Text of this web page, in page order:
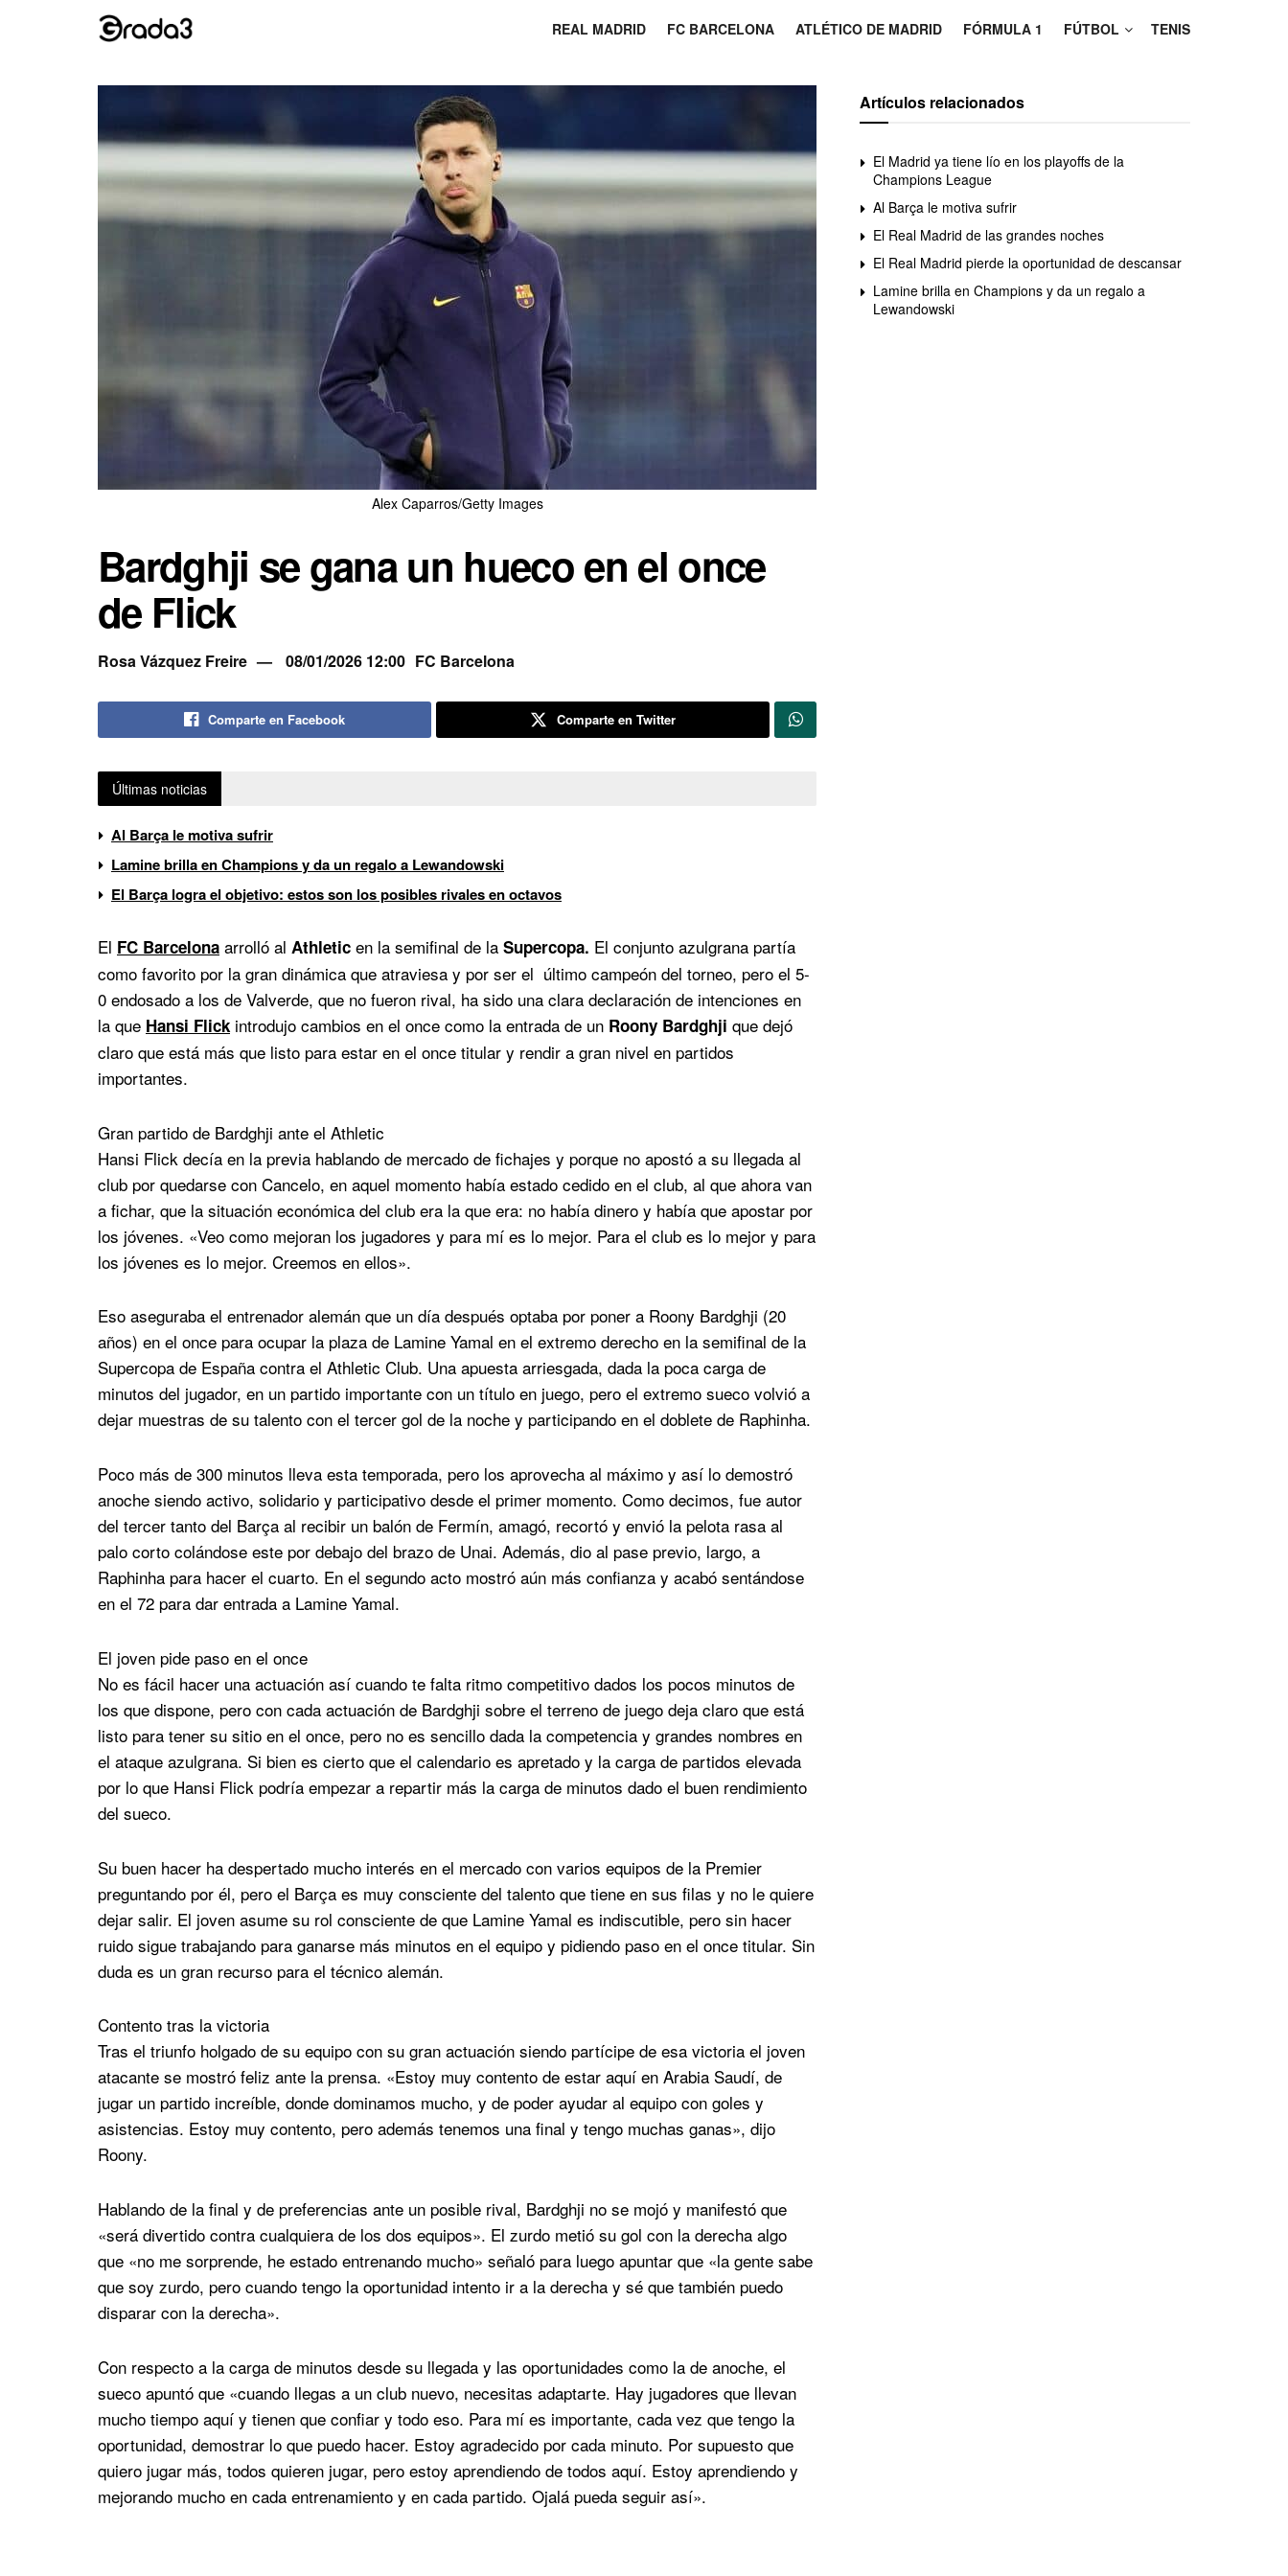
REAL MADRID FC BARCELONA ATLÉTICO DE MADRID FÓRMULA 1 FÚTBOL TENIS
Alex Caparros/Getty Images
Bardghji se gana un hueco en el once
de Flick
Rosa Vázquez Freire 08/01/2026 12:00 FC Barcelona
Comparte en Facebook Comparte en Twitter
Últimas noticias
Al Barça le motiva sufrir
Lamine brilla en Champions y da un regalo a Lewandowski
El Barça logra el objetivo: estos son los posibles rivales en octavos
El FC Barcelona arrolló al Athletic en la semifinal de la Supercopa. El conjunto azulgrana partía
como favorito por la gran dinámica que atraviesa y por ser el último campeón del torneo, pero el 5-
0 endosado a los de Valverde, que no fueron rival, ha sido una clara declaración de intenciones en
la que Hansi Flick introdujo cambios en el once como la entrada de un Roony Bardghji que dejó
claro que está más que listo para estar en el once titular y rendir a gran nivel en partidos
importantes.
Gran partido de Bardghji ante el Athletic
Hansi Flick decía en la previa hablando de mercado de fichajes y porque no apostó a su llegada al
club por quedarse con Cancelo, en aquel momento había estado cedido en el club, al que ahora van
a fichar, que la situación económica del club era la que era: no había dinero y había que apostar por
los jóvenes. «Veo como mejoran los jugadores y para mí es lo mejor. Para el club es lo mejor y para
los jóvenes es lo mejor. Creemos en ellos».
Eso aseguraba el entrenador alemán que un día después optaba por poner a Roony Bardghji (20
años) en el once para ocupar la plaza de Lamine Yamal en el extremo derecho en la semifinal de la
Supercopa de España contra el Athletic Club. Una apuesta arriesgada, dada la poca carga de
minutos del jugador, en un partido importante con un título en juego, pero el extremo sueco volvió a
dejar muestras de su talento con el tercer gol de la noche y participando en el doblete de Raphinha.
Poco más de 300 minutos lleva esta temporada, pero los aprovecha al máximo y así lo demostró
anoche siendo activo, solidario y participativo desde el primer momento. Como decimos, fue autor
del tercer tanto del Barça al recibir un balón de Fermín, amagó, recortó y envió la pelota rasa al
palo corto colándose este por debajo del brazo de Unai. Además, dio al pase previo, largo, a
Raphinha para hacer el cuarto. En el segundo acto mostró aún más confianza y acabó sentándose
en el 72 para dar entrada a Lamine Yamal.
El joven pide paso en el once
No es fácil hacer una actuación así cuando te falta ritmo competitivo dados los pocos minutos de
los que dispone, pero con cada actuación de Bardghji sobre el terreno de juego deja claro que está
listo para tener su sitio en el once, pero no es sencillo dada la competencia y grandes nombres en
el ataque azulgrana. Si bien es cierto que el calendario es apretado y la carga de partidos elevada
por lo que Hansi Flick podría empezar a repartir más la carga de minutos dado el buen rendimiento
del sueco.
Su buen hacer ha despertado mucho interés en el mercado con varios equipos de la Premier
preguntando por él, pero el Barça es muy consciente del talento que tiene en sus filas y no le quiere
dejar salir. El joven asume su rol consciente de que Lamine Yamal es indiscutible, pero sin hacer
ruido sigue trabajando para ganarse más minutos en el equipo y pidiendo paso en el once titular. Sin
duda es un gran recurso para el técnico alemán.
Contento tras la victoria
Tras el triunfo holgado de su equipo con su gran actuación siendo partícipe de esa victoria el joven
atacante se mostró feliz ante la prensa. «Estoy muy contento de estar aquí en Arabia Saudí, de
jugar un partido increíble, donde dominamos mucho, y de poder ayudar al equipo con goles y
asistencias. Estoy muy contento, pero además tenemos una final y tengo muchas ganas», dijo
Roony.
Hablando de la final y de preferencias ante un posible rival, Bardghji no se mojó y manifestó que
«será divertido contra cualquiera de los dos equipos». El zurdo metió su gol con la derecha algo
que «no me sorprende, he estado entrenando mucho» señaló para luego apuntar que «la gente sabe
que soy zurdo, pero cuando tengo la oportunidad intento ir a la derecha y sé que también puedo
disparar con la derecha».
Con respecto a la carga de minutos desde su llegada y las oportunidades como la de anoche, el
sueco apuntó que «cuando llegas a un club nuevo, necesitas adaptarte. Hay jugadores que llevan
mucho tiempo aquí y tienen que confiar y todo eso. Para mí es importante, cada vez que tengo la
oportunidad, demostrar lo que puedo hacer. Estoy agradecido por cada minuto. Por supuesto que
quiero jugar más, todos quieren jugar, pero estoy aprendiendo de todos aquí. Estoy aprendiendo y
mejorando mucho en cada entrenamiento y en cada partido. Ojalá pueda seguir así».
Artículos relacionados
El Madrid ya tiene lío en los playoffs de la
Champions League
Al Barça le motiva sufrir
El Real Madrid de las grandes noches
El Real Madrid pierde la oportunidad de descansar
Lamine brilla en Champions y da un regalo a
Lewandowski